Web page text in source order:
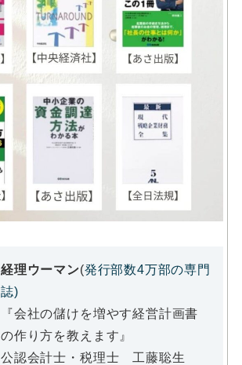
経理ウーマン(発行部数4万部の専門
誌)
『会社の儲けを増やす経営計画書
の作り方を教えます』
公認会計士・税理士 工藤聡生